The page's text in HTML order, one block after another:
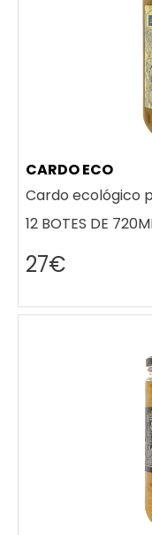
CARDO ECO
Cardo ecológico
12 BOTES DE
27€